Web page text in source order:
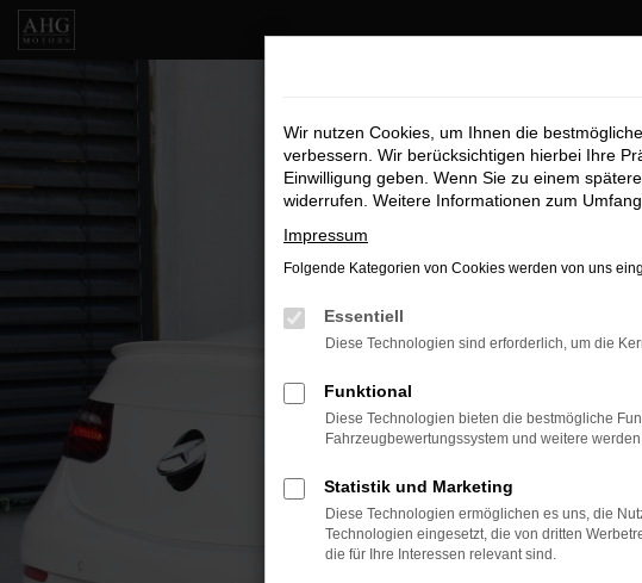
Zum
Hauptinhalt
Wir nutzen Cookies, um Ihnen die
verbessern. Wir berücksichtigen hierbei Ihre
Einwilligung geben. Wenn Sie zu einem
widerrufen. Weitere Informationen zum
Impressum
Folgende Kategorien von Cookies werden von uns
Essentiell
Diese Technologien sind erforderlich, um die
Funktional
Diese Technologien bieten die bestmögliche
Fahrzeugbewertungssystem und weitere
Statistik und Marketing
Diese Technologien ermöglichen es uns, die
Technologien eingesetzt, die von dritten
die für Ihre Interessen relevant sind.